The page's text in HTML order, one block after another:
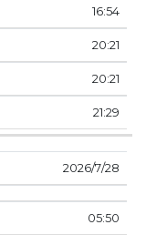
16:54
20:21
20:21
21:29
28‏‏/7‏‏/2026
05:50